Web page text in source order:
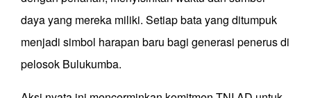
daya yang mereka miliki. Setiap bata yang ditumpuk
menjadi simbol harapan baru bagi generasi penerus di
pelosok Bulukumba.